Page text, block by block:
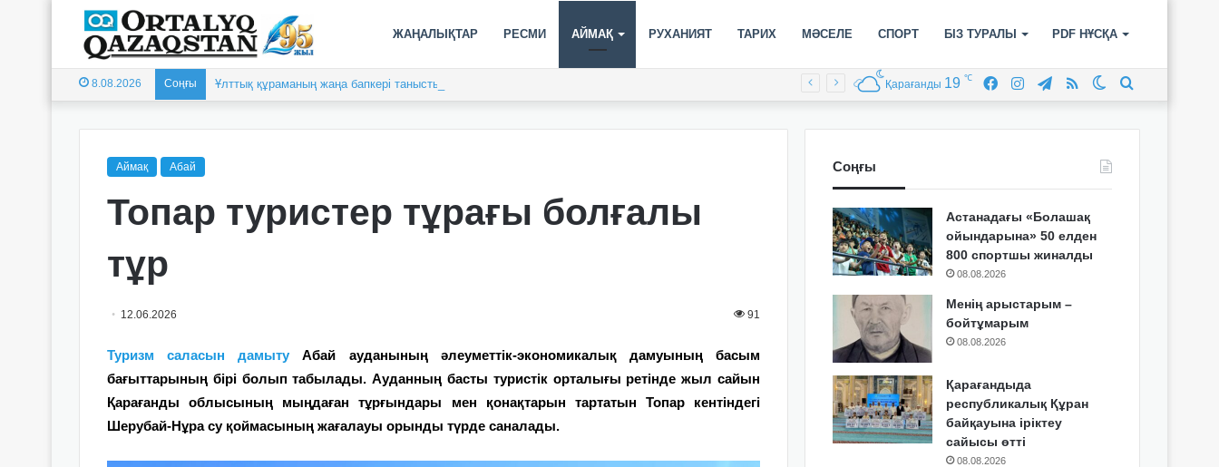
ЖАҢАЛЫҚТАР РЕСМИ АЙМАҚ РУХАНИЯТ ТАРИХ МӘСЕЛЕ СПОРТ БІЗ ТУРАЛЫ PDF НҰСҚА
8.08.2026 Соңғы Ұлттық құраманың жаңа бапкері таныстырылады Switch
RSS
Telegram
Instagram
Facebook
Қарағанды 19 ℃
Аймақ Абай
Топар туристер тұрағы болғалы
тұр
12.06.2026 91
Туризм саласын дамыту Абай ауданының әлеуметтік-экономикалық дамуының басым
бағыттарының бірі болып табылады. Ауданның басты туристік орталығы ретінде жыл сайын
Қарағанды облысының мыңдаған тұрғындары мен қонақтарын тартатын Топар кентіндегі
Шерубай-Нұра су қоймасының жағалауы орынды түрде саналады.
Соңғы
Астанадағы «Болашақ
ойындарына» 50 елден
800 спортшы жиналды
08.08.2026
Менің арыстарым –
бойтұмарым
08.08.2026
Қарағандыда
республикалық Құран
байқауына іріктеу
сайысы өтті
08.08.2026